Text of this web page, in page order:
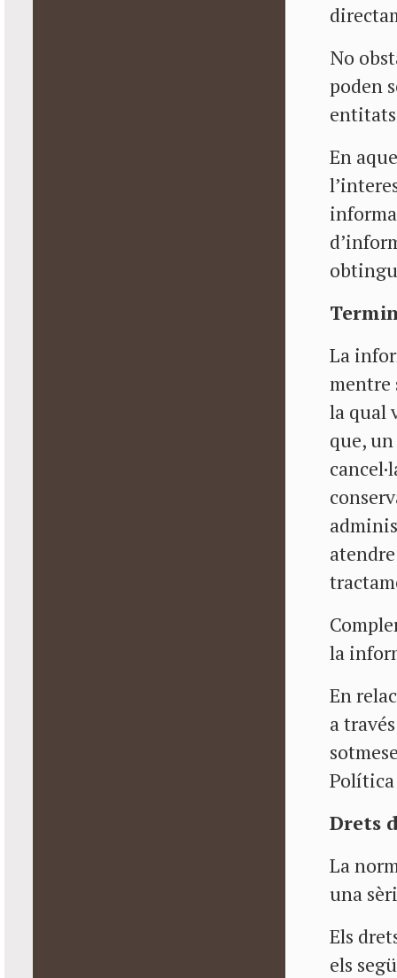
No
poden
En
La
mentre
la qual
que,
la
En
a
Política
Drets
La
una
Els
els